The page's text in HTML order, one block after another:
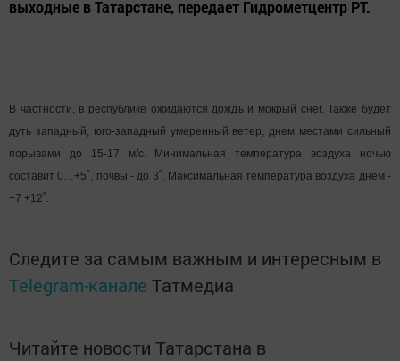
выходные в Татарстане, передает Гидрометцентр РТ.
В частности, в республике ожидаются дождь и мокрый снег. Также будет
дуть западный, юго-западный умеренный ветер, днем местами сильный
порывами до 15-17 м/с. Минимальная температура воздуха ночью
составит 0…+5˚, почвы - до 3˚. Максимальная температура воздуха днем -
+7 +12˚.
Следите за самым важным и интересным в
Telegram-канале Татмедиа
Читайте новости Татарстана в